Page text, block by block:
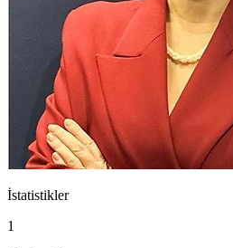
İstatistikler
1